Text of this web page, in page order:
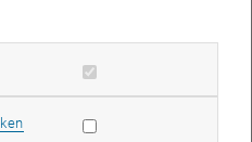
fünf und sieben Liter Blut)
einige Minuten. Bei der
Cookies zulassen
Statistik Cookies zulassen